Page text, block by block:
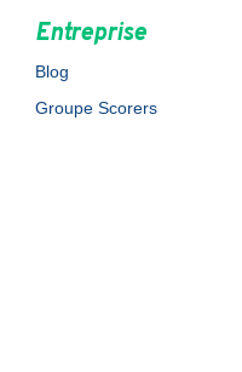
Entreprise
Blog
Groupe Scorers